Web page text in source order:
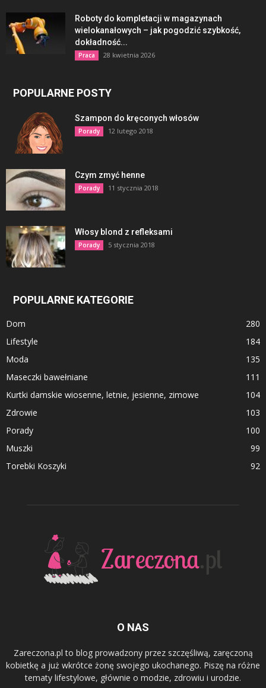
Roboty do kompletacji w magazynach
wielokanałowych – jak pogodzić szybkość,
dokładność...
Praca 28 kwietnia 2026
POPULARNE POSTY
Szampon do kręconych włosów
Porady 12 lutego 2018
Czym zmyć henne
Porady 11 stycznia 2018
Włosy blond z refleksami
Porady 5 stycznia 2018
POPULARNE KATEGORIE
Dom
280
Lifestyle
184
Moda
135
Maseczki bawełniane
111
Kurtki damskie wiosenne, letnie, jesienne, zimowe
104
Zdrowie
103
Porady
100
Muszki
99
Torebki Koszyki
92
O NAS
Zareczona.pl to blog prowadzony przez szczęśliwą, zaręczoną
kobietkę a już wkrótce żonę swojego ukochanego. Piszę na różne
tematy lifestylowe, głównie o modzie, zdrowiu i urodzie.